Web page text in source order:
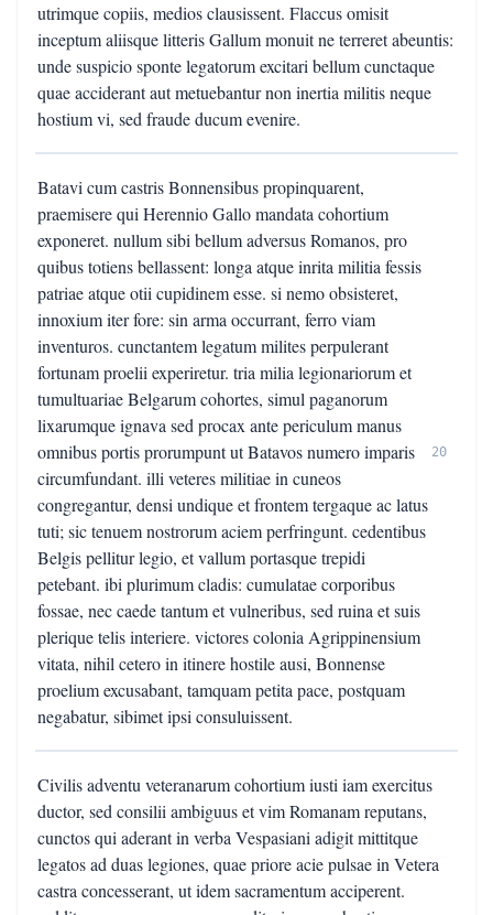
utrimque copiis, medios clausissent. Flaccus omisit
inceptum aliisque litteris Gallum monuit ne terreret abeuntis:
unde suspicio sponte legatorum excitari bellum cunctaque
quae acciderant aut metuebantur non inertia militis neque
hostium vi, sed fraude ducum evenire.
Batavi cum castris Bonnensibus propinquarent,
praemisere qui Herennio Gallo mandata cohortium
exponeret. nullum sibi bellum adversus Romanos, pro
quibus totiens bellassent: longa atque inrita militia fessis
patriae atque otii cupidinem esse. si nemo obsisteret,
innoxium iter fore: sin arma occurrant, ferro viam
inventuros. cunctantem legatum milites perpulerant
fortunam proelii experiretur. tria milia legionariorum et
tumultuariae Belgarum cohortes, simul paganorum
lixarumque ignava sed procax ante periculum manus
omnibus portis prorumpunt ut Batavos numero imparis
circumfundant. illi veteres militiae in cuneos
congregantur, densi undique et frontem tergaque ac latus
tuti; sic tenuem nostrorum aciem perfringunt. cedentibus
Belgis pellitur legio, et vallum portasque trepidi
petebant. ibi plurimum cladis: cumulatae corporibus
fossae, nec caede tantum et vulneribus, sed ruina et suis
plerique telis interiere. victores colonia Agrippinensium
vitata, nihil cetero in itinere hostile ausi, Bonnense
proelium excusabant, tamquam petita pace, postquam
negabatur, sibimet ipsi consuluissent.
20
Civilis adventu veteranarum cohortium iusti iam exercitus
ductor, sed consilii ambiguus et vim Romanam reputans,
cunctos qui aderant in verba Vespasiani adigit mittitque
legatos ad duas legiones, quae priore acie pulsae in Vetera
castra concesserant, ut idem sacramentum acciperent.